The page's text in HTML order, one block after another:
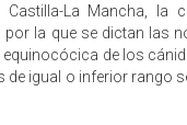
La Mancha, la
por la que se dictan las
de los
igual o inferior rango